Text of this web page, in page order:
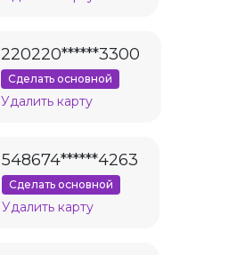
220220******3300
Сделать основной
Удалить карту
548674******4263
Сделать основной
Удалить карту